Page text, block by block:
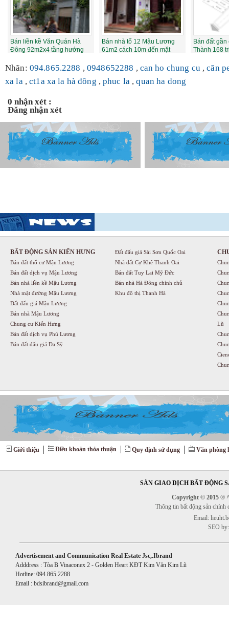
Bán liền kề Văn Quán Hà
Đông 92m2x4 tầng hướng
Bán nhà tổ 12 Mậu Lương
61m2 cách 10m đến mặt
Bán đất
Thành 168
Nhãn: 094.865.2288 , 0948652288 , can ho chung cu ,căn
xa la ,ct1a xa la hà đông ,phuc la ,quan ha dong
0 nhận xét :
Đăng nhận xét
BẤT ĐỘNG SẢN KIẾN HƯNG
Bán đất thổ cư Mậu Lương
Bán đất dịch vụ Mậu Lương
Bán nhà liền kề Mậu Lương
Nhà mặt đường Mậu Lương
Đất đấu giá Mậu Lương
Bán nhà Mậu Lương
Chung cư Kiến Hưng
Bán đất dịch vụ Phú Lương
Bán đất đấu giá Đa Sỹ
Đất đấu giá Sài Sơn Quốc Oai
Nhà đất Cự Khê Thanh Oai
Bán đất Tuy Lai Mỹ Đức
Bán nhà Hà Đông chính chủ
Khu đô thị Thanh Hà
Lũ
Giới thiệu Điều khoản thỏa thuận Quy định sử dụng Văn phòng
SÀN GIAO DỊCH BẤT ĐỘNG
Copyright © 2015 ®
Thông tin bất động sản
Email:
SEO
Advertisement and Communication Real Estate Jsc,.Ibrand
Adddress : Tòa B Vinaconex 2 - Golden Heart KĐT Kim Văn Kim Lũ
Hotline: 094.865.2288
Email : bdsibrand@gmail.com